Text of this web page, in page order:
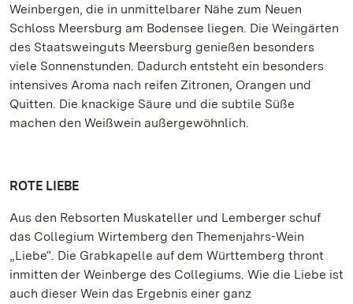
Weinbergen, die in unmittelbarer Nähe zum Neuen
Schloss Meersburg am Bodensee liegen. Die Weingärten
des Staatsweinguts Meersburg genießen besonders
viele Sonnenstunden. Dadurch entsteht ein besonders
intensives Aroma nach reifen Zitronen, Orangen und
Quitten. Die knackige Säure und die subtile Süße
machen den Weißwein außergewöhnlich.
ROTE LIEBE
Aus den Rebsorten Muskateller und Lemberger schuf
das Collegium Wirtemberg den Themenjahrs-Wein
„Liebe“. Die Grabkapelle auf dem Württemberg thront
inmitten der Weinberge des Collegiums. Wie die Liebe ist
auch dieser Wein das Ergebnis einer ganz